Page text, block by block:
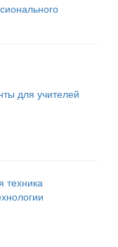
для учителей
техника